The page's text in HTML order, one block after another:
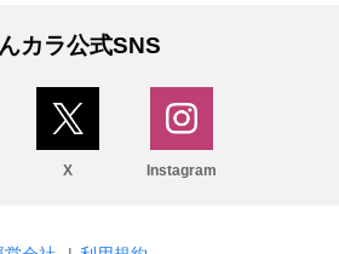
カラ公式SNS
X Instagram